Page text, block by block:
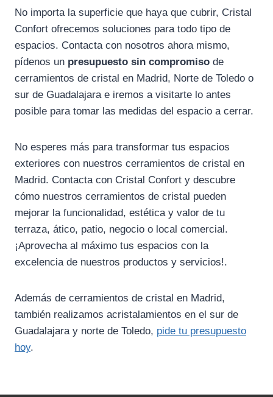
No importa la superficie que haya que cubrir, Cristal
Confort ofrecemos soluciones para todo tipo de
espacios. Contacta con nosotros ahora mismo,
pídenos un presupuesto sin compromiso de
cerramientos de cristal en Madrid, Norte de Toledo o
sur de Guadalajara e iremos a visitarte lo antes
posible para tomar las medidas del espacio a cerrar.
No esperes más para transformar tus espacios
exteriores con nuestros cerramientos de cristal en
Madrid. Contacta con Cristal Confort y descubre
cómo nuestros cerramientos de cristal pueden
mejorar la funcionalidad, estética y valor de tu
terraza, ático, patio, negocio o local comercial.
¡Aprovecha al máximo tus espacios con la
excelencia de nuestros productos y servicios!.
Además de cerramientos de cristal en Madrid,
también realizamos acristalamientos en el sur de
Guadalajara y norte de Toledo, pide tu presupuesto
hoy.